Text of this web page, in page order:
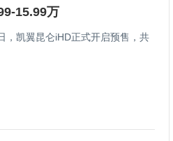
15.99万
凯翼昆仑iHD正式开启预售，共